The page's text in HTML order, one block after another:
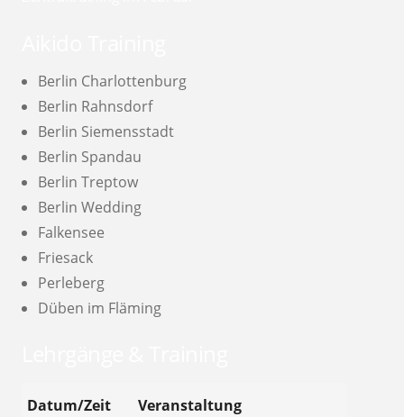
Berlin Charlottenburg
Berlin Rahnsdorf
Berlin Siemensstadt
Berlin Spandau
Berlin Treptow
Berlin Wedding
Falkensee
Friesack
Perleberg
Düben im Fläming
Datum/Zeit Veranstaltung